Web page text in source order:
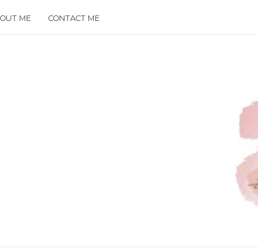
ME CONTACT ME